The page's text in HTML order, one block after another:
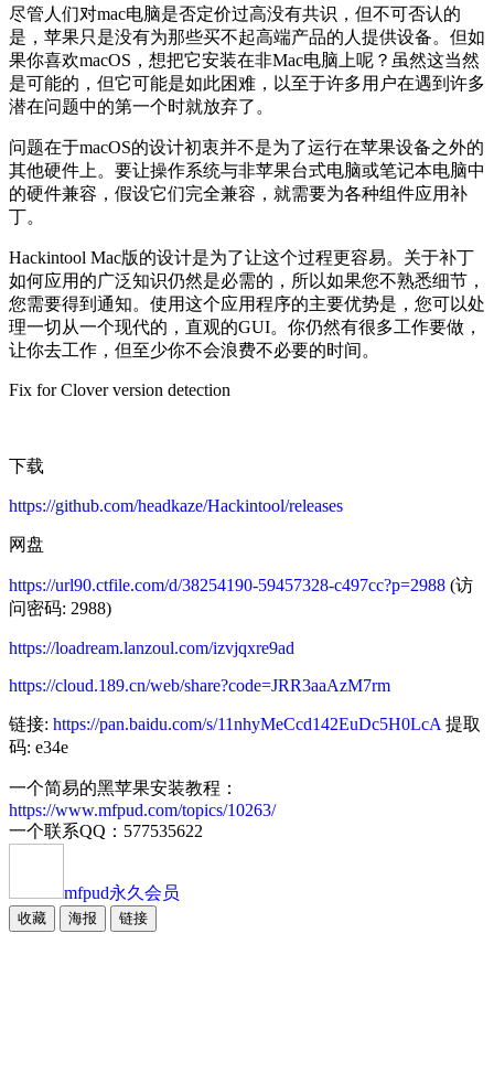
尽管人们对mac电脑是否定价过高没有共识，但不可否认的
是，苹果只是没有为那些买不起高端产品的人提供设备。但如
果你喜欢macOS，想把它安装在非Mac电脑上呢？虽然这当然
是可能的，但它可能是如此困难，以至于许多用户在遇到许多
潜在问题中的第一个时就放弃了。
问题在于macOS的设计初衷并不是为了运行在苹果设备之外的
其他硬件上。要让操作系统与非苹果台式电脑或笔记本电脑中
的硬件兼容，假设它们完全兼容，就需要为各种组件应用补
丁。
Hackintool Mac版的设计是为了让这个过程更容易。关于补丁
如何应用的广泛知识仍然是必需的，所以如果您不熟悉细节，
您需要得到通知。使用这个应用程序的主要优势是，您可以处
理一切从一个现代的，直观的GUI。你仍然有很多工作要做，
让你去工作，但至少你不会浪费不必要的时间。
Fix for Clover version detection
下载
https://github.com/headkaze/Hackintool/releases
网盘
https://url90.ctfile.com/d/38254190-59457328-c497cc?p=2988 (访
问密码: 2988)
https://loadream.lanzoul.com/izvjqxre9ad
https://cloud.189.cn/web/share?code=JRR3aaAzM7rm
链接: https://pan.baidu.com/s/11nhyMeCcd142EuDc5H0LcA 提取
码: e34e
一个简易的黑苹果安装教程：
https://www.mfpud.com/topics/10263/
一个联系QQ：577535622
mfpud永久会员
收藏 海报 链接